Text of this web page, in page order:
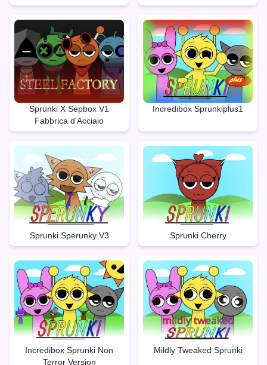
Sprunki X Sepbox V1
Fabbrica d'Acciaio
Incredibox Sprunkiplus1
Sprunki Sperunky V3 Sprunki Cherry
Incredibox Sprunki Non
Terror Version
Mildly Tweaked Sprunki